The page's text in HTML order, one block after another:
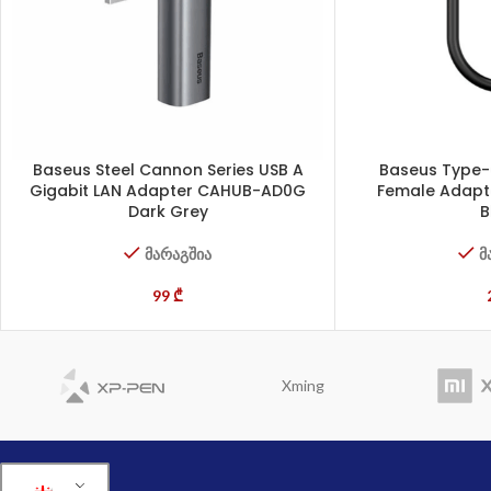
Baseus Steel Cannon Series USB A
Gigabit LAN Adapter CAHUB-AD0G
Dark Grey
მარაგშია
99₾
Baseus
Female
Xming